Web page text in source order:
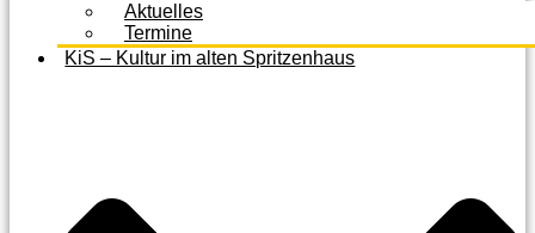
Aktuelles
Termine
KiS – Kultur im alten Spritzenhaus